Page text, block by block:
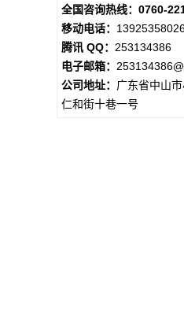
全国咨询热线：0760-
移动电话：
腾讯 QQ： 253134386
电子邮箱：
公司地址： 广东省中山
仁和街十巷一号